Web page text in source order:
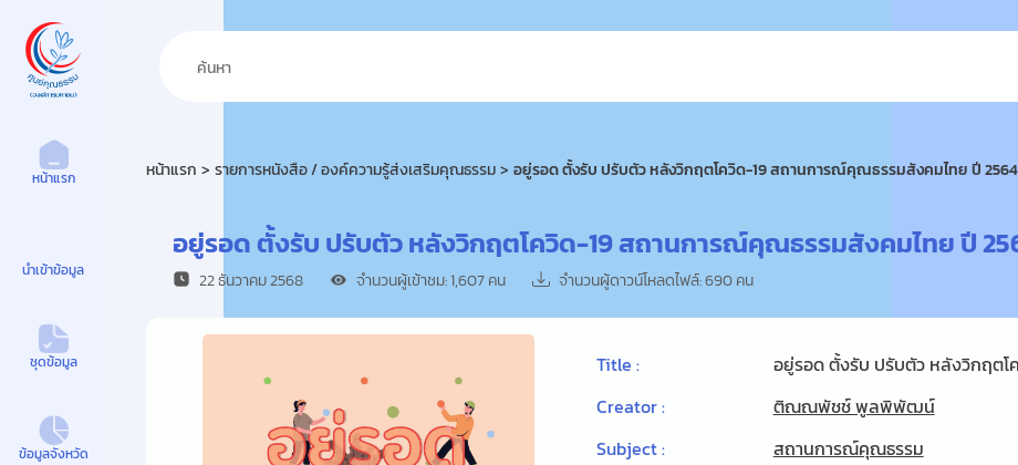
หน้าแรก
นำเข้าข้อมูล
ชุดข้อมูล
ข้อมูลจังหวัด
ศูนย์คุณธรรม
หน้าแรก รายการหนังสือ / องค์ความรู้ส่งเสริมคุณธรรม อยู่รอด ตั้งรับ ปรับตัว หลังวิกฤตโควิด-19 สถานการณ์คุณธรรมสังคมไทย ปี 2564
อยู่รอด ตั้งรับ ปรับตัว หลังวิกฤตโควิด-19 สถานการณ์คุณธรรมสังคมไทย ปี
22 ธันวาคม 2568 จำนวนผู้เข้าชม: 1,607 คน จำนวนผู้ดาวน์โหลดไฟล์: 690 คน
Title :
อยู่รอด ตั้งรับ ปรับตัว หลังวิกฤต
Creator :
ติณณพัชช์ พูลพิพัฒน์
Subject :
สถานการณ์คุณธรรม